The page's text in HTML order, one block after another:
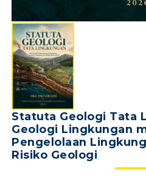
Statuta Geologi Tata
Geologi Lingkungan
Pengelolaan
Risiko Geologi